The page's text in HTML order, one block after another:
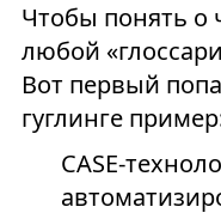
Чтобы понять о
любой
Вот первый
гуглинге
CASE-